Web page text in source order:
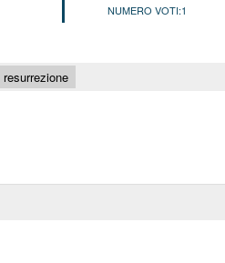
NUMERO VOTI:1
resurrezione